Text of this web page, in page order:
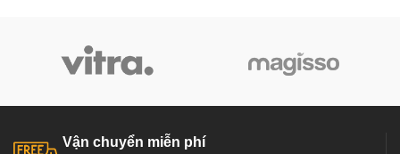
Vận chuyển miễn phí